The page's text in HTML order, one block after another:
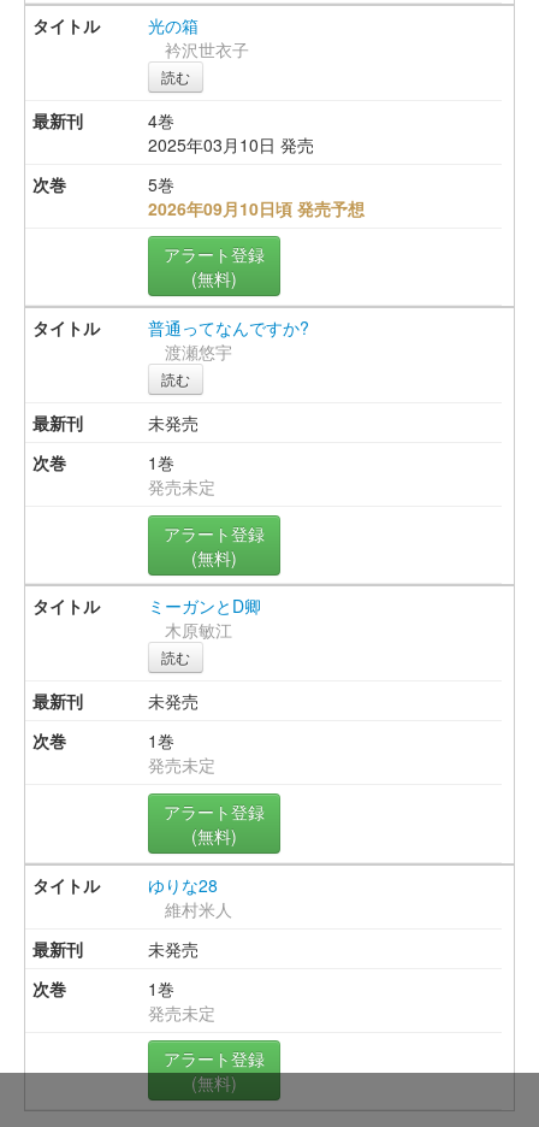
光の箱
衿沢世衣子
読む
4巻
2025年03月10日 発売
5巻
2026年09月10日頃 発売予想
アラート登録
(無料)
普通ってなんですか?
渡瀬悠宇
読む
未発売
1巻
発売未定
アラート登録
(無料)
ミーガンとD卿
木原敏江
読む
未発売
1巻
発売未定
アラート登録
(無料)
ゆりな28
維村米人
未発売
1巻
発売未定
アラート登録
(無料)